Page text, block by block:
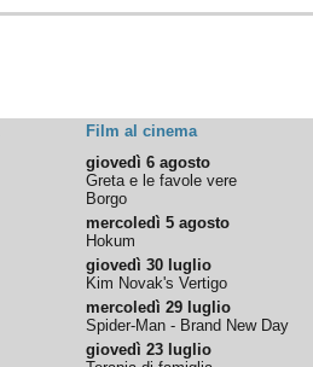
Film al cinema
giovedì 6 agosto
Greta e le favole vere
Borgo
mercoledì 5 agosto
Hokum
giovedì 30 luglio
Kim Novak's Vertigo
mercoledì 29 luglio
Spider-Man - Brand New Day
giovedì 23 luglio